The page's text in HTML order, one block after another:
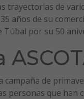
trayectorias de
años de su
Túbal por su 50
campaña de
personas que han